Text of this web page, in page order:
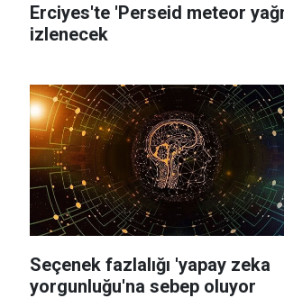
Erciyes'te 'Perseid meteor
izlenecek
Seçenek fazlalığı 'yapay zeka
yorgunluğu'na sebep oluyor